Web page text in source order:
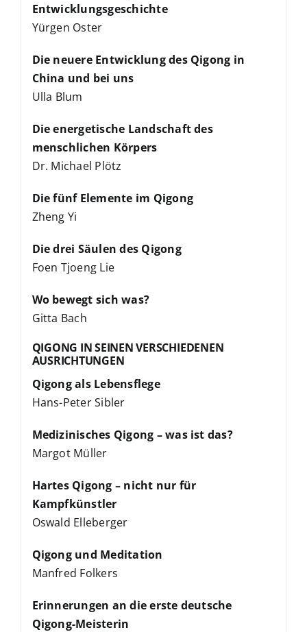
Entwicklungsgeschichte
Yürgen Oster
Die neuere Entwicklung des Qigong in
China und bei uns
Ulla Blum
Die energetische Landschaft des
menschlichen Körpers
Dr. Michael Plötz
Die fünf Elemente im Qigong
Zheng Yi
Die drei Säulen des Qigong
Foen Tjoeng Lie
Wo bewegt sich was?
Gitta Bach
QIGONG IN SEINEN VERSCHIEDENEN
AUSRICHTUNGEN
Qigong als Lebensflege
Hans-Peter Sibler
Medizinisches Qigong – was ist das?
Margot Müller
Hartes Qigong – nicht nur für
Kampfkünstler
Oswald Elleberger
Qigong und Meditation
Manfred Folkers
Erinnerungen an die erste deutsche
Qigong-Meisterin